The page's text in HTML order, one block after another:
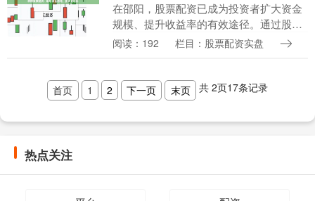
在邵阳，股票配资已成为投资者扩大资金
规模、提升收益率的有效途径。通过股票
配资，投资者可以以较小的自有资金撬动
阅读：192 栏目：股票配资实盘
首页 1 2 下一页 末页 共 2页17条记录
热点关注